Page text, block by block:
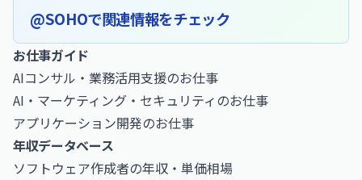
@SOHOで関連情報をチェック
お仕事ガイド
AIコンサル・業務活用支援のお仕事
AI・マーケティング・セキュリティのお仕事
アプリケーション開発のお仕事
年収データベース
ソフトウェア作成者の年収・単価相場